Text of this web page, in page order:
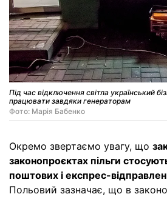
Під час відключення світла український
працювати завдяки генераторам
Фото: Марiя Бабенко
Окремо звертаємо увагу, що
законопроєктах пільги
поштових і експрес-
Польовий зазначає, що в